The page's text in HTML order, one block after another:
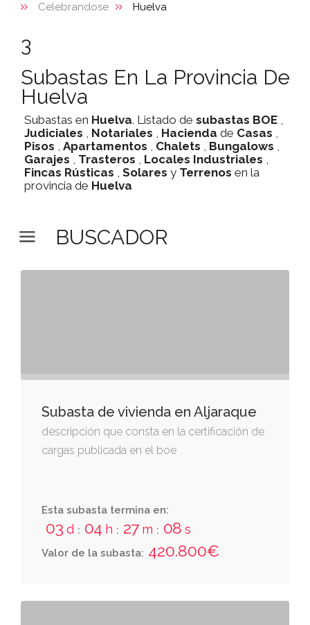
Celebrandose
Huelva
3
Subastas En La Provincia De
Huelva
Subastas en Huelva. Listado de subastas BOE ,
Judiciales , Notariales , Hacienda de Casas ,
Pisos , Apartamentos , Chalets , Bungalows ,
Garajes , Trasteros , Locales Industriales ,
Fincas Rústicas , Solares y Terrenos en la
provincia de Huelva
BUSCADOR
Subasta de vivienda en Aljaraque
descripción que consta en la certificación de
cargas publicada en el boe
Esta subasta termina en:
03 d : 04 h : 27 m : 08 s
Valor de la subasta: 420.800€